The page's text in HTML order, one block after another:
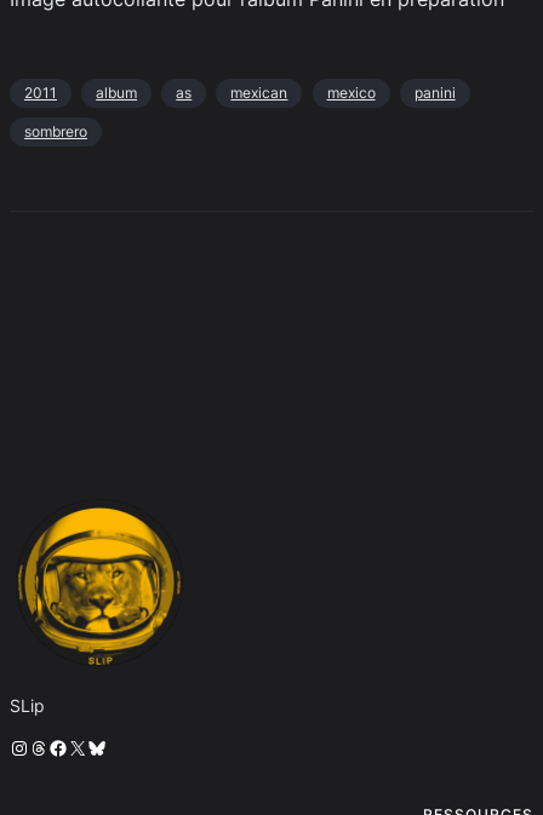
2011 album as mexican mexico panini
sombrero
SLip
Instagram
Threads
Facebook
X Bluesky